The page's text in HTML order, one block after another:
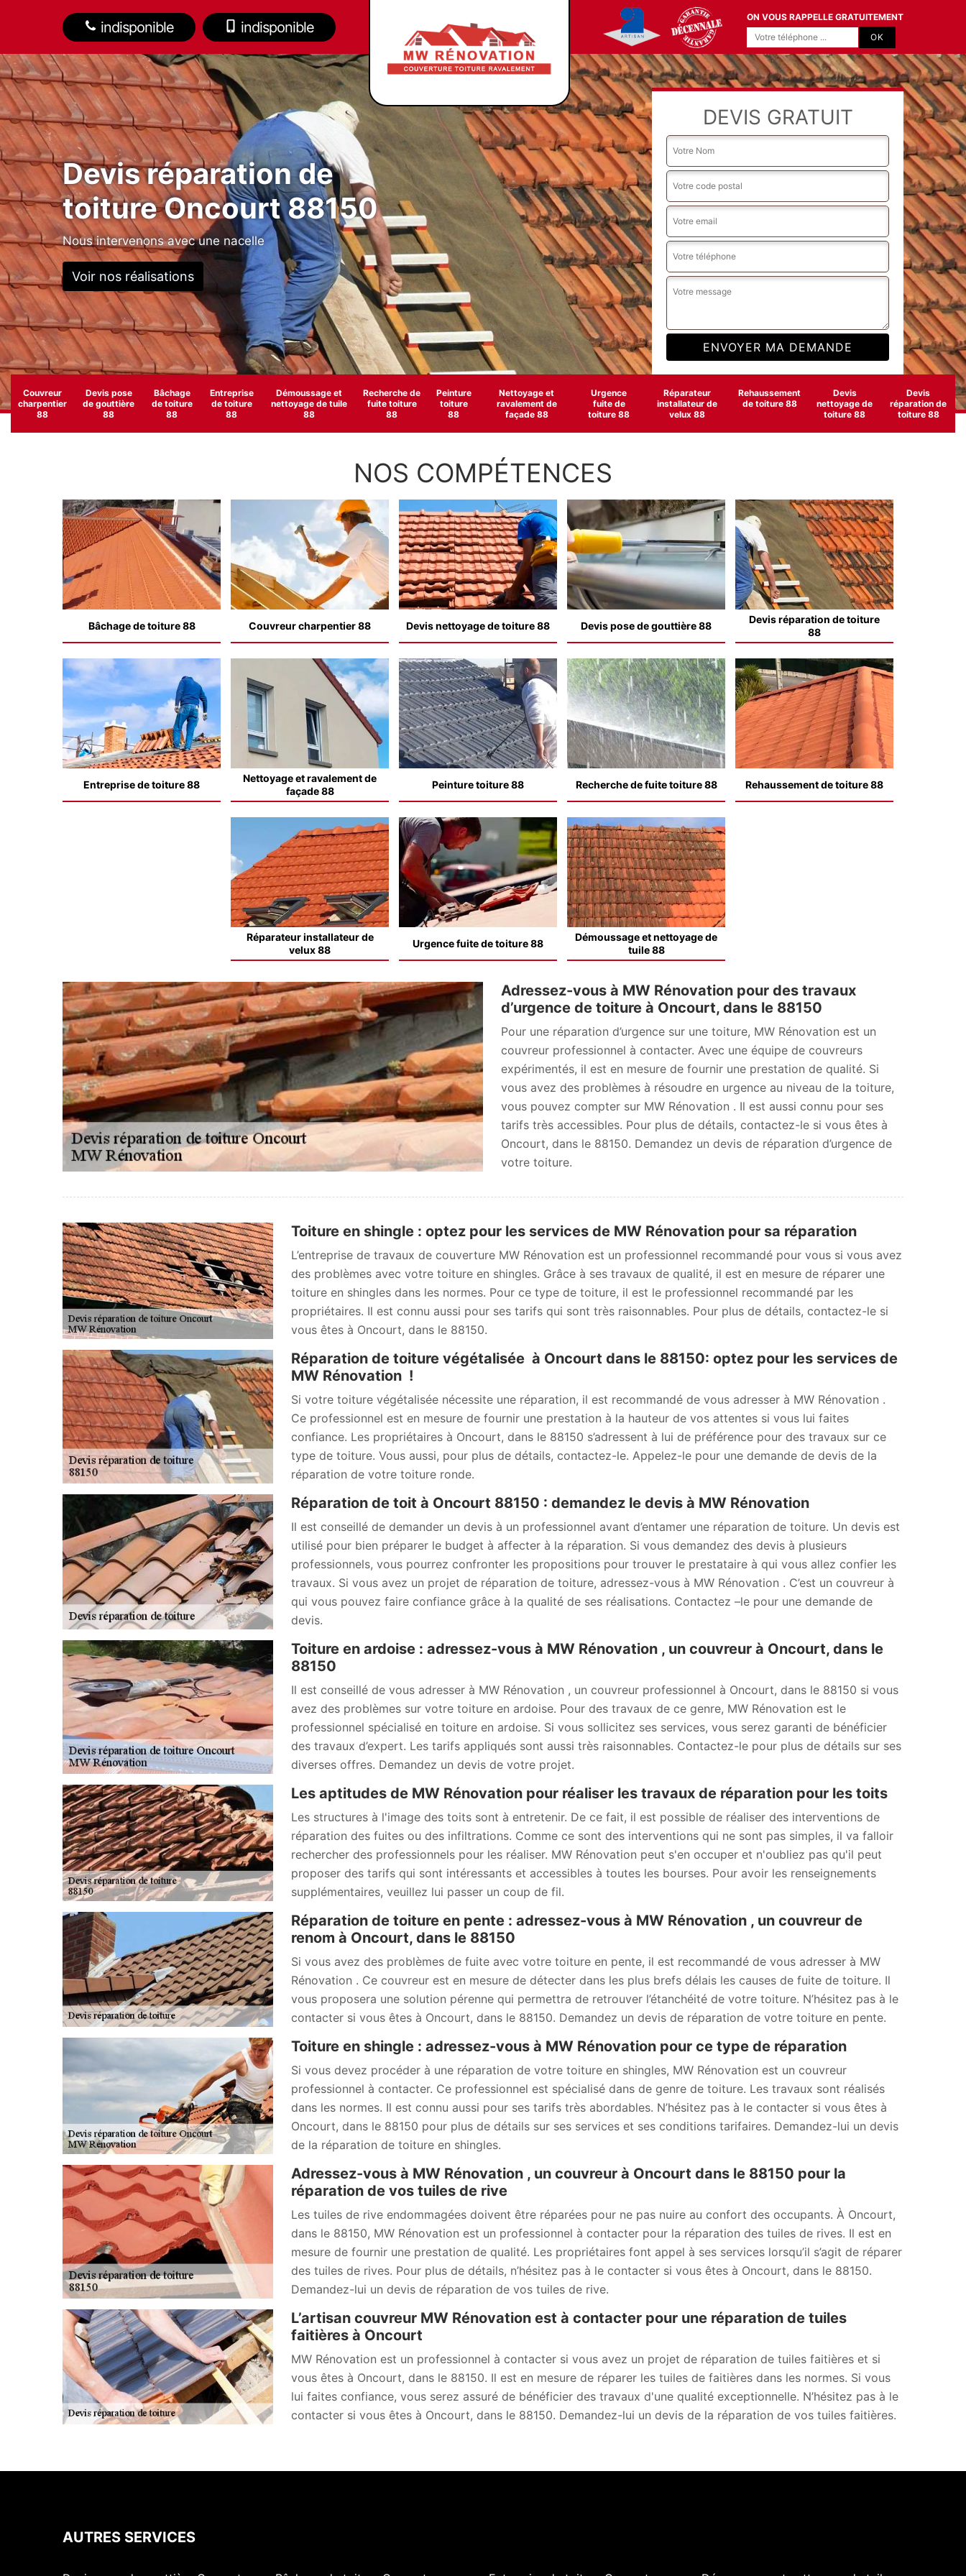
indisponible indisponible
ON VOUS RAPPELLE GRATUITEMENT
Devis réparation de
toiture Oncourt 88150
Nous intervenons avec une nacelle
Voir nos réalisations
DEVIS GRATUIT
Couvreur
charpentier
88
Devis pose
de gouttière
88
Bâchage
de toiture
88
Entreprise
de toiture
88
Démoussage et
nettoyage de tuile
88
Recherche de
fuite toiture
88
Peinture
toiture
88
Nettoyage et
ravalement de
façade 88
Urgence
fuite de
toiture 88
Réparateur
installateur de
velux 88
Rehaussement
de toiture 88
Devis
nettoyage de
toiture 88
Devis
réparation de
toiture 88
NOS COMPÉTENCES
Bâchage de toiture 88 Couvreur charpentier 88 Devis nettoyage de toiture 88 Devis pose de gouttière 88
Devis réparation de toiture
88
Entreprise de toiture 88
Nettoyage et ravalement de
façade 88
Peinture toiture 88 Recherche de fuite toiture 88 Rehaussement de toiture 88
Réparateur installateur de
velux 88
Urgence fuite de toiture 88
Démoussage et nettoyage de
tuile 88
Adressez-vous à MW Rénovation pour des travaux
d’urgence de toiture à Oncourt, dans le 88150
Pour une réparation d’urgence sur une toiture, MW Rénovation est un
couvreur professionnel à contacter. Avec une équipe de couvreurs
expérimentés, il est en mesure de fournir une prestation de qualité. Si
vous avez des problèmes à résoudre en urgence au niveau de la toiture,
vous pouvez compter sur MW Rénovation . Il est aussi connu pour ses
tarifs très accessibles. Pour plus de détails, contactez-le si vous êtes à
Oncourt, dans le 88150. Demandez un devis de réparation d’urgence de
votre toiture.
Toiture en shingle : optez pour les services de MW Rénovation pour sa réparation
L’entreprise de travaux de couverture MW Rénovation est un professionnel recommandé pour vous si vous avez
des problèmes avec votre toiture en shingles. Grâce à ses travaux de qualité, il est en mesure de réparer une
toiture en shingles dans les normes. Pour ce type de toiture, il est le professionnel recommandé par les
propriétaires. Il est connu aussi pour ses tarifs qui sont très raisonnables. Pour plus de détails, contactez-le si
vous êtes à Oncourt, dans le 88150.
Réparation de toiture végétalisée à Oncourt dans le 88150: optez pour les services de
MW Rénovation !
Si votre toiture végétalisée nécessite une réparation, il est recommandé de vous adresser à MW Rénovation .
Ce professionnel est en mesure de fournir une prestation à la hauteur de vos attentes si vous lui faites
confiance. Les propriétaires à Oncourt, dans le 88150 s’adressent à lui de préférence pour des travaux sur ce
type de toiture. Vous aussi, pour plus de détails, contactez-le. Appelez-le pour une demande de devis de la
réparation de votre toiture ronde.
Réparation de toit à Oncourt 88150 : demandez le devis à MW Rénovation
Il est conseillé de demander un devis à un professionnel avant d’entamer une réparation de toiture. Un devis est
utilisé pour bien préparer le budget à affecter à la réparation. Si vous demandez des devis à plusieurs
professionnels, vous pourrez confronter les propositions pour trouver le prestataire à qui vous allez confier les
travaux. Si vous avez un projet de réparation de toiture, adressez-vous à MW Rénovation . C’est un couvreur à
qui vous pouvez faire confiance grâce à la qualité de ses réalisations. Contactez –le pour une demande de
devis.
Toiture en ardoise : adressez-vous à MW Rénovation , un couvreur à Oncourt, dans le
88150
Il est conseillé de vous adresser à MW Rénovation , un couvreur professionnel à Oncourt, dans le 88150 si vous
avez des problèmes sur votre toiture en ardoise. Pour des travaux de ce genre, MW Rénovation est le
professionnel spécialisé en toiture en ardoise. Si vous sollicitez ses services, vous serez garanti de bénéficier
des travaux d’expert. Les tarifs appliqués sont aussi très raisonnables. Contactez-le pour plus de détails sur ses
diverses offres. Demandez un devis de votre projet.
Les aptitudes de MW Rénovation pour réaliser les travaux de réparation pour les toits
Les structures à l'image des toits sont à entretenir. De ce fait, il est possible de réaliser des interventions de
réparation des fuites ou des infiltrations. Comme ce sont des interventions qui ne sont pas simples, il va falloir
rechercher des professionnels pour les réaliser. MW Rénovation peut s'en occuper et n'oubliez pas qu'il peut
proposer des tarifs qui sont intéressants et accessibles à toutes les bourses. Pour avoir les renseignements
supplémentaires, veuillez lui passer un coup de fil.
Réparation de toiture en pente : adressez-vous à MW Rénovation , un couvreur de
renom à Oncourt, dans le 88150
Si vous avez des problèmes de fuite avec votre toiture en pente, il est recommandé de vous adresser à MW
Rénovation . Ce couvreur est en mesure de détecter dans les plus brefs délais les causes de fuite de toiture. Il
vous proposera une solution pérenne qui permettra de retrouver l’étanchéité de votre toiture. N’hésitez pas à le
contacter si vous êtes à Oncourt, dans le 88150. Demandez un devis de réparation de votre toiture en pente.
Toiture en shingle : adressez-vous à MW Rénovation pour ce type de réparation
Si vous devez procéder à une réparation de votre toiture en shingles, MW Rénovation est un couvreur
professionnel à contacter. Ce professionnel est spécialisé dans de genre de toiture. Les travaux sont réalisés
dans les normes. Il est connu aussi pour ses tarifs très abordables. N’hésitez pas à le contacter si vous êtes à
Oncourt, dans le 88150 pour plus de détails sur ses services et ses conditions tarifaires. Demandez-lui un devis
de la réparation de toiture en shingles.
Adressez-vous à MW Rénovation , un couvreur à Oncourt dans le 88150 pour la
réparation de vos tuiles de rive
Les tuiles de rive endommagées doivent être réparées pour ne pas nuire au confort des occupants. À Oncourt,
dans le 88150, MW Rénovation est un professionnel à contacter pour la réparation des tuiles de rives. Il est en
mesure de fournir une prestation de qualité. Les propriétaires font appel à ses services lorsqu’il s’agit de réparer
des tuiles de rives. Pour plus de détails, n’hésitez pas à le contacter si vous êtes à Oncourt, dans le 88150.
Demandez-lui un devis de réparation de vos tuiles de rive.
L’artisan couvreur MW Rénovation est à contacter pour une réparation de tuiles
faitières à Oncourt
MW Rénovation est un professionnel à contacter si vous avez un projet de réparation de tuiles faitières et si
vous êtes à Oncourt, dans le 88150. Il est en mesure de réparer les tuiles de faitières dans les normes. Si vous
lui faites confiance, vous serez assuré de bénéficier des travaux d'une qualité exceptionnelle. N’hésitez pas à le
contacter si vous êtes à Oncourt, dans le 88150. Demandez-lui un devis de la réparation de vos tuiles faitières.
AUTRES SERVICES